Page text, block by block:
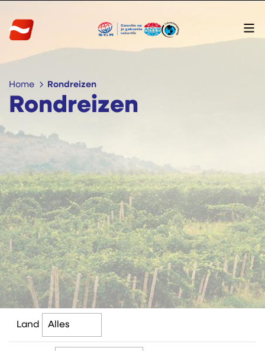
Home Rondreizen
Rondreizen
Land